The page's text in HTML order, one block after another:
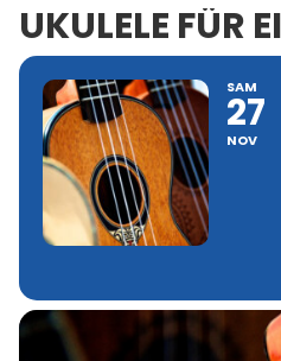
UKULELE FÜR
SAM
27
NOV